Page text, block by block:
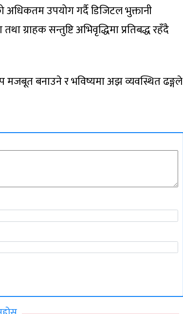
अधिकतम उपयोग गर्दै डिजिटल भुक्तानी
ग्राहक सन्तुष्टि अभिवृद्धिमा प्रतिबद्ध रहँदै
मजबूत बनाउने र भविष्यमा अझ व्यवस्थित ढङ्गले